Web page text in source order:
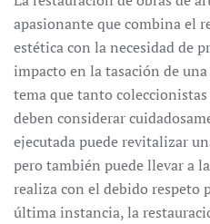
apasionante que combina el
estética con la necesidad de
impacto en la tasación de
tema que tanto
deben considerar
ejecutada puede revitalizar
pero también puede llevar a
realiza con el debido respeto
última instancia, la